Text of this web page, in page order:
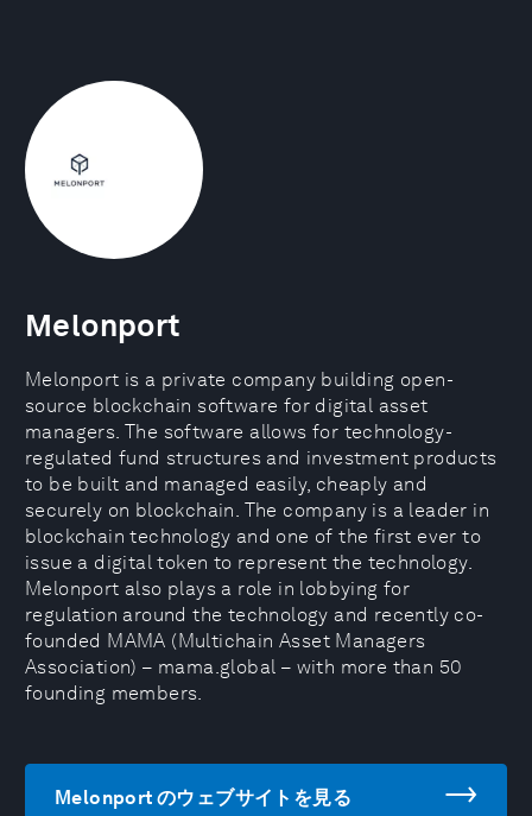
Melonport
Melonport is a private company building open-
source blockchain software for digital asset
managers. The software allows for technology-
regulated fund structures and investment products
to be built and managed easily, cheaply and
securely on blockchain. The company is a leader in
blockchain technology and one of the first ever to
issue a digital token to represent the technology.
Melonport also plays a role in lobbying for
regulation around the technology and recently co-
founded MAMA (Multichain Asset Managers
Association) – mama.global – with more than 50
founding members.
Melonport のウェブサイトを見る